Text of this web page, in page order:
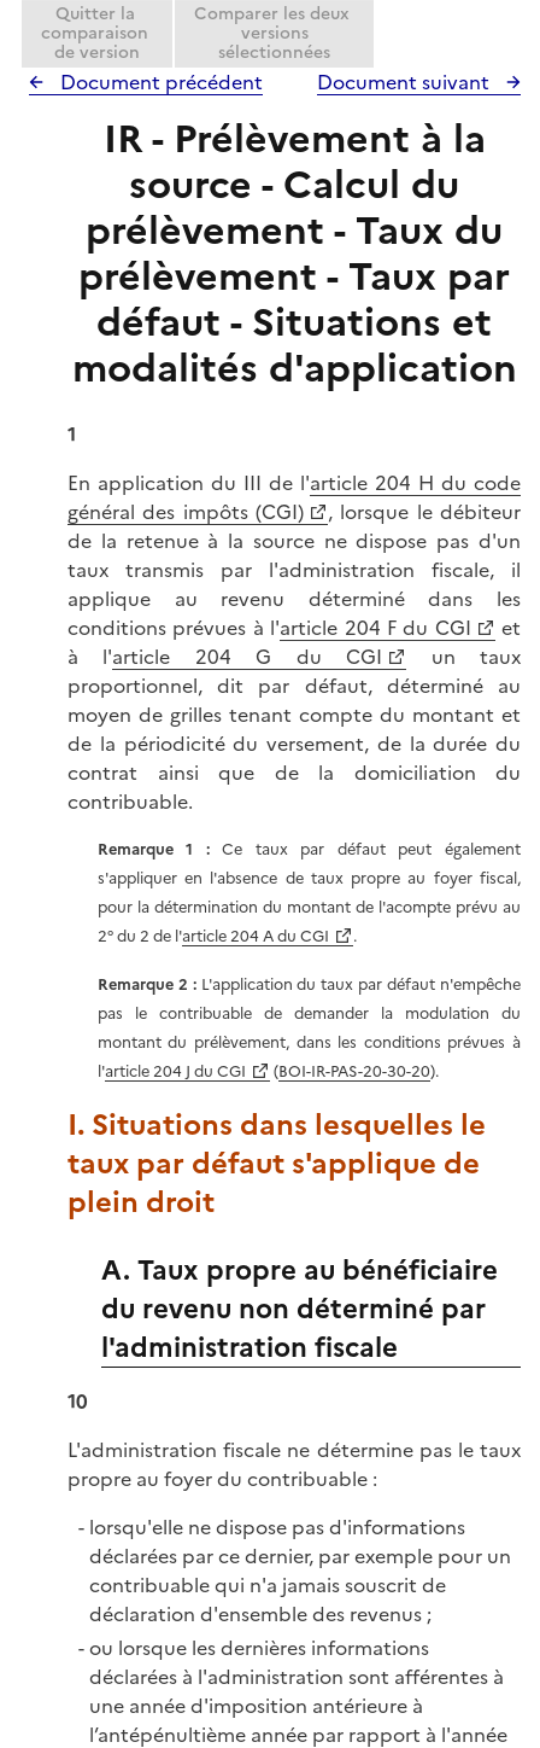
Quitter la
comparaison
de version
Comparer les deux
versions
sélectionnées
Document précédent Document suivant
IR - Prélèvement à la
source - Calcul du
prélèvement - Taux du
prélèvement - Taux par
défaut - Situations et
modalités d'application
1
En application du III de l'article 204 H du code
général des impôts (CGI)
, lorsque le débiteur
de la retenue à la source ne dispose pas d'un
taux transmis par l'administration fiscale, il
applique au revenu déterminé dans les
conditions prévues à l'article 204 F du CGI
et
à l'article 204 G du CGI
un taux
proportionnel, dit par défaut, déterminé au
moyen de grilles tenant compte du montant et
de la périodicité du versement, de la durée du
contrat ainsi que de la domiciliation du
contribuable.
Remarque 1 :Ce taux par défaut peut également
s'appliquer en l'absence de taux propre au foyer fiscal,
pour la détermination du montant de l'acompte prévu au
2° du 2 de l'article 204 A du CGI .
Remarque 2 : L'application du taux par défaut n'empêche
pas le contribuable de demander la modulation du
montant du prélèvement, dans les conditions prévues à
l'article 204 J du CGI (BOI-IR-PAS-20-30-20).
I. Situations dans lesquelles le
taux par défaut s'applique de
plein droit
A. Taux propre au bénéficiaire
du revenu non déterminé par
l'administration fiscale
10
L'administration fiscale ne détermine pas le taux
propre au foyer du contribuable :
lorsqu'elle ne dispose pas d'informations
déclarées par ce dernier, par exemple pour un
contribuable qui n'a jamais souscrit de
déclaration d'ensemble des revenus ;
ou lorsque les dernières informations
déclarées à l'administration sont afférentes à
une année d'imposition antérieure à
l’antépénultième année par rapport à l'année